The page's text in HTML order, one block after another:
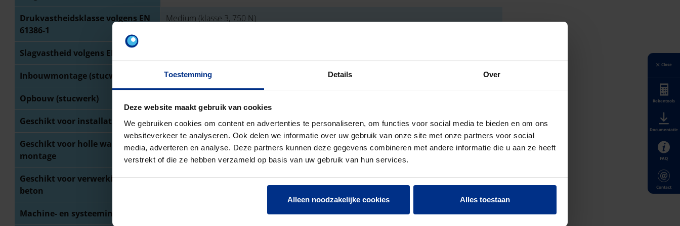
Toestemming Details Over
Deze website maakt gebruik van cookies
We gebruiken cookies om content en advertenties te personaliseren, om functies voor social media te bieden en om ons
websiteverkeer te analyseren. Ook delen we informatie over uw gebruik van onze site met onze partners voor social
media, adverteren en analyse. Deze partners kunnen deze gegevens combineren met andere informatie die u aan ze heeft
verstrekt of die ze hebben verzameld op basis van uw gebruik van hun services.
Alleen noodzakelijke cookies Alles toestaan
Drukvastheidsklasse volgens EN
61386-1
Medium (klasse 3, 750 N)
Slagvastheid volgens EN 61386-1
Inbouwmontage (stucwerk)
Opbouw (stucwerk)
Geschikt voor installatie op hout
Geschikt voor holle wand
montage
Geschikt voor verwerking in
beton
Machine- en systeeminstallatie
Close
Rekentools
Documentatie
FAQ
Contact